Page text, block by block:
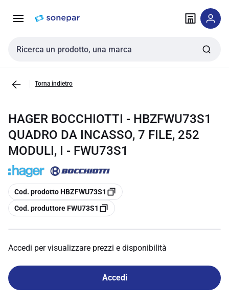
navigazione alla
Cerca input
Torna indietro
HAGER BOCCHIOTTI - HBZFWU73S1
QUADRO DA INCASSO, 7 FILE, 252
MODULI, I - FWU73S1
copia
Cod. prodotto HBZFWU73S1
copia
Cod. produttore FWU73S1
Accedi per visualizzare prezzi e disponibilità
Accedi